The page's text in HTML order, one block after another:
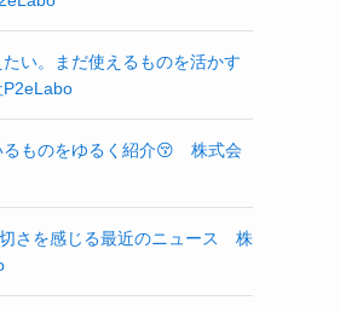
い。まだ使えるものを活かす
るものをゆるく紹介😚 株式会
切さを感じる最近のニュース 株